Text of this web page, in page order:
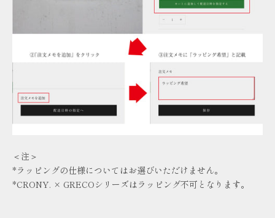
＜注＞
*ラッピングの仕様についてはお選びいただけません。
*CRONY. × GRECOシリーズはラッピング不可となります。